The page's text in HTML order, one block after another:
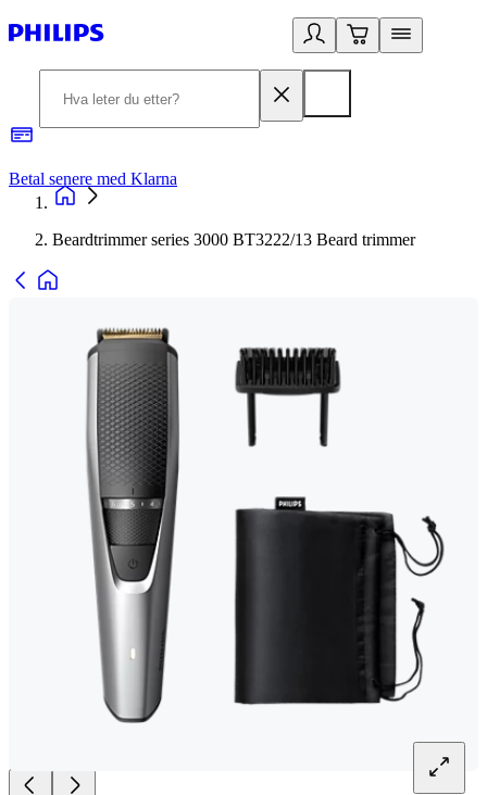
Betal senere med Klarna
Beardtrimmer series 3000 BT3222/13 Beard trimmer